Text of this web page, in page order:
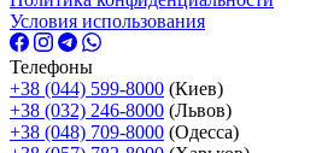
Условия использования
Телефоны
+38 (044) 599-8000 (Киев)
+38 (032) 246-8000 (Львов)
+38 (048) 709-8000 (Одесcа)